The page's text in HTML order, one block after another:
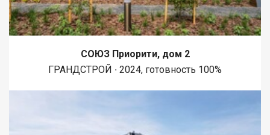
СОЮЗ Приорити, дом 2
ГРАНДСТРОЙ ∙ 2024, готовность 100%